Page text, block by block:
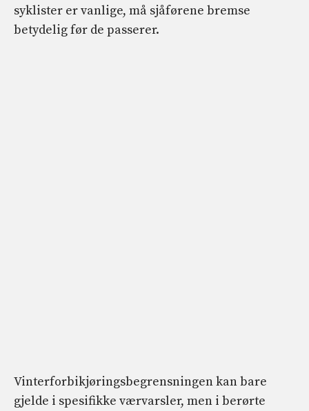
syklister er vanlige, må sjåførene bremse
betydelig før de passerer.
Vinterforbikjøringsbegrensningen kan bare
gjelde i spesifikke værvarsler, men i berørte